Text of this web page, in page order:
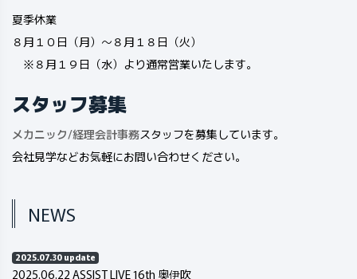
夏季休業
８月１０日（月）～８月１８日（火）
※８月１９日（水）より通常営業いたします。
スタッフ募集
メカニック/経理会計事務スタッフを募集しています。
会社見学などお気軽にお問い合わせください。
NEWS
2025.07.30 update
2025.06.22 ASSIST LIVE 16th 奥伊吹